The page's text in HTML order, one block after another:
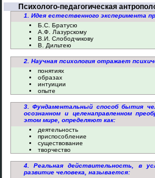
Психолого-педагогическая
1. Идея естественного эксперимента
Б.С. Братусю
А.Ф. Лазурскому
В.И. Слободчикову
В. Дильтею
2. Научная психология отражает
понятиях
образах
интуиции
опыте
3. Фундаментальный способ бытия
осознанном и целенаправленном
этом мире, определяют как:
деятельность
приспособление
существование
творчество
4. Реальная действительность, в
развитие человека, называется: